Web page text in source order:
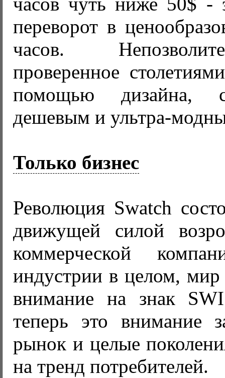
переворот в
часов.
проверенное
помощью дизайна,
дешевым и ультра-
Только бизнес
Революция Swatch
движущей силой
коммерческой
индустрии в целом, мир
внимание на знак
теперь это внимание
рынок и целые
на тренд потребителей.